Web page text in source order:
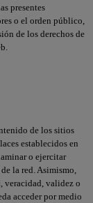
presentes
o el orden público,
de los derechos de
de los sitios
establecidos en
o ejercitar
la red. Asimismo,
veracidad, validez o
acceder por medio